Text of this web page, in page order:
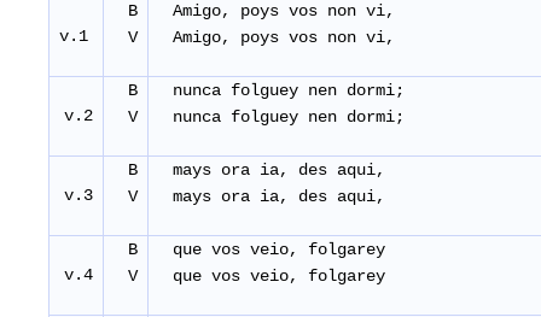
v.1
B
V
Amigo, poys vos non vi,
Amigo, poys vos non vi,
v.2
B
V
nunca folguey nen dormi;
nunca folguey nen dormi;
v.3
B
V
mays ora ia, des aqui,
mays ora ia, des aqui,
v.4
B
V
que vos veio, folgarey
que vos veio, folgarey